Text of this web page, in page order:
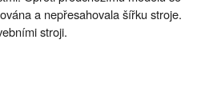
a nepřesahovala šířku stroje.
stroji.